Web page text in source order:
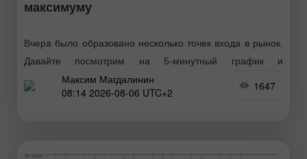
максимуму
Вчера было образовано несколько точек входа в рынок.
Давайте посмотрим на 5-минутный график и
разберемся с тем, что там произошло. В своем
утреннем прогнозе я обращал внимание на уровень
Максим Магдалинин
08:14 2026-08-06 UTC+2
1647